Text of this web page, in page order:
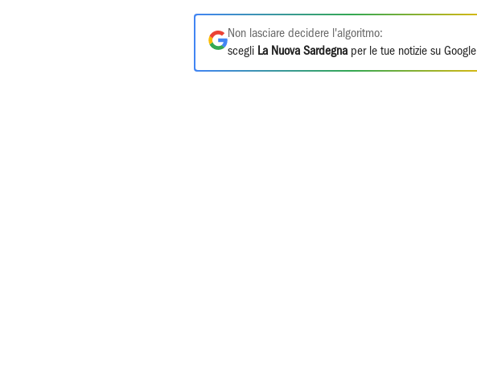
Non lasciare decidere l'algoritmo:
scegli La Nuova Sardegna per le tue notizie su Google